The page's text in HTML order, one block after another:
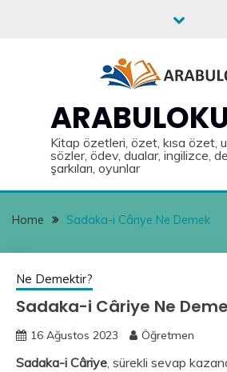
Kitap özetleri, özet, kısa özet,
sözler, ödev, dualar, ingilizce,
şarkıları, oyunlar
Home Sadaka-i Câriye Ne Demek
Ne Demektir?
Sadaka-i Câriye Ne
16 Ağustos 2023 Öğretmen
Sadaka-i Câriye, sürekli sevap